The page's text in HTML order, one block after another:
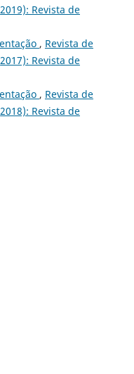
Revista de
, Revista de
Revista de
, Revista de
Revista de